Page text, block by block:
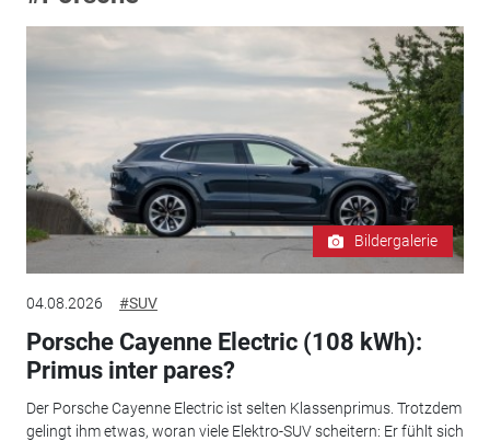
Bildergalerie
04.08.2026 #SUV
Porsche Cayenne Electric (108 kWh):
Primus inter pares?
Der Porsche Cayenne Electric ist selten Klassenprimus. Trotzdem
gelingt ihm etwas, woran viele Elektro-SUV scheitern: Er fühlt sich